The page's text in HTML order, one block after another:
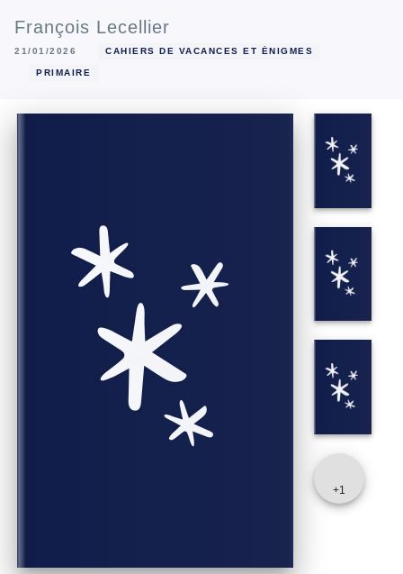
François Lecellier
21/01/2026 CAHIERS DE VACANCES ET ÉNIGMES
PRIMAIRE
+1